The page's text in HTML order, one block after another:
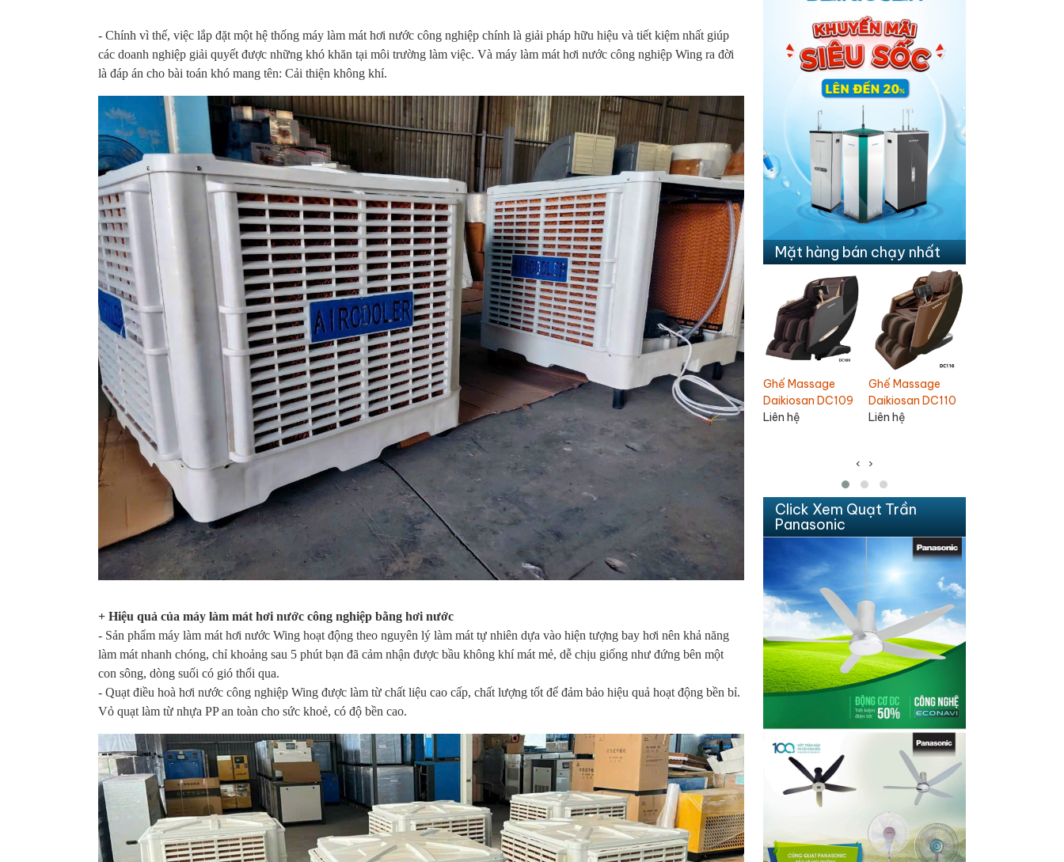
- Chính vì thế, việc lắp đặt một hệ thống máy làm mát hơi nước công nghiệp chính là giải pháp hữu hiệu và tiết kiệm nhất giúp
các doanh nghiệp giải quyết được những khó khăn tại môi trường làm việc. Và máy làm mát hơi nước công nghiệp Wing ra đời
là đáp án cho bài toán khó mang tên: Cải thiện không khí.
+ Hiệu quả của máy làm mát hơi nước công nghiệp bằng hơi nước
- Sản phẩm máy làm mát hơi nước Wing hoạt động theo nguyên lý làm mát tự nhiên dựa vào hiện tượng bay hơi nên khả năng
làm mát nhanh chóng, chỉ khoảng sau 5 phút bạn đã cảm nhận được bầu không khí mát mẻ, dễ chịu giống như đứng bên một
con sông, dòng suối có gió thổi qua.
- Quạt điều hoà hơi nước công nghiệp Wing được làm từ chất liệu cao cấp, chất lượng tốt để đảm bảo hiệu quả hoạt động bền bỉ.
Vỏ quạt làm từ nhựa PP an toàn cho sức khoẻ, có độ bền cao.
Mặt hàng bán chạy nhất
Quạt hút âm trần
Nanoco NMV1421
210,000
190,000 VNĐ
Quạt trần
Chinghai SF2001
1,100,000
1,060,000 VNĐ
Quạt trần 3 cánh
Nanoco
NCF6031-K
1,380,000 VNĐ
Ghế Massage
Daikiosan DC109
Liên hệ
Ghế Massage
Daikiosan DC110
Liên hệ
Quạt hút âm trần
Nanoco NMV1421
210,000
Quạt trần
Chinghai SF2001
1,100,000
‹ ›
Click Xem Quạt Trần
Panasonic